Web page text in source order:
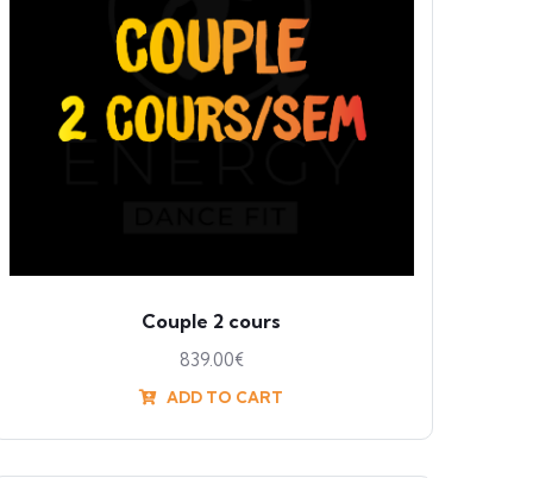
Couple 2 cours
839.00€
ADD TO CART